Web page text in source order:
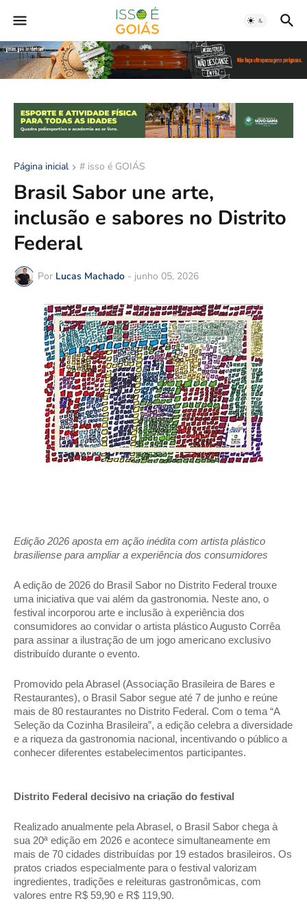
Página inicial # isso é GOIÁS
Brasil Sabor une arte,
inclusão e sabores no Distrito
Federal
Por Lucas Machado - junho 05, 2026
Edição 2026 aposta em ação inédita com artista plástico
brasiliense para ampliar a experiência dos consumidores
A edição de 2026 do Brasil Sabor no Distrito Federal trouxe
uma iniciativa que vai além da gastronomia. Neste ano, o
festival incorporou arte e inclusão à experiência dos
consumidores ao convidar o artista plástico Augusto Corrêa
para assinar a ilustração de um jogo americano exclusivo
distribuído durante o evento.
Promovido pela Abrasel (Associação Brasileira de Bares e
Restaurantes), o Brasil Sabor segue até 7 de junho e reúne
mais de 80 restaurantes no Distrito Federal. Com o tema “A
Seleção da Cozinha Brasileira”, a edição celebra a diversidade
e a riqueza da gastronomia nacional, incentivando o público a
conhecer diferentes estabelecimentos participantes.
Distrito Federal decisivo na criação do festival
Realizado anualmente pela Abrasel, o Brasil Sabor chega à
sua 20ª edição em 2026 e acontece simultaneamente em
mais de 70 cidades distribuídas por 19 estados brasileiros. Os
pratos criados especialmente para o festival valorizam
ingredientes, tradições e releituras gastronômicas, com
valores entre R$ 59,90 e R$ 119,90.